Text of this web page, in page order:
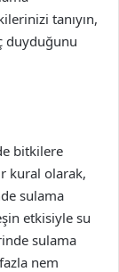
tanıyın,
duyduğunu
bitkilere
kural olarak,
sulama
etkisiyle su
sulama
nem